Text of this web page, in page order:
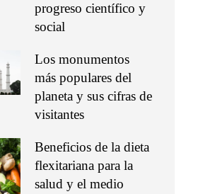
progreso científico y
social
Los monumentos
más populares del
planeta y sus cifras de
visitantes
Beneficios de la dieta
flexitariana para la
salud y el medio